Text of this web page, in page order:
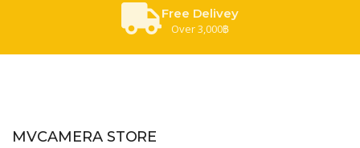
Free Delivey
Over 3,000฿
MVCAMERA STORE